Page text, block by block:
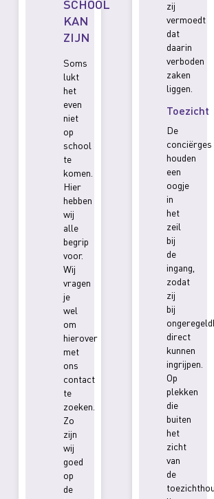
SCHOOL
KAN
ZIJN
Soms
lukt
het
even
niet
op
school
te
komen.
Hier
hebben
wij
alle
begrip
voor.
Wij
vragen
je
wel
om
hierover
met
ons
contact
te
zoeken.
Zo
zijn
wij
goed
op
de
zij
vermoedt
dat
daarin
verboden
zaken
liggen.
Toezicht
De
conciërges
houden
een
oogje
in
het
zeil
bij
de
ingang,
zodat
zij
bij
direct
kunnen
ingrijpen.
Op
plekken
die
buiten
het
zicht
van
de